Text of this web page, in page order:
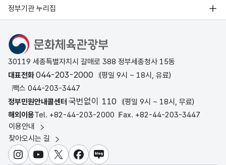
정부기관 누리집
문화체육관광부
30119 세종특별자치시 갈매로 388 정부세종청사 15동
대표전화044-203-2000
(평일 9시 ~ 18시, 유료)
팩스 044-203-3447
정부민원안내콜센터 국번없이 110
(평일 9시 ~ 18시, 무료)
해외이용Tel. +82-44-203-2000 Fax. +82-44-203-3447
이용안내
찾아오시는 길
인스타그램
유튜브X 페이스북
블로그